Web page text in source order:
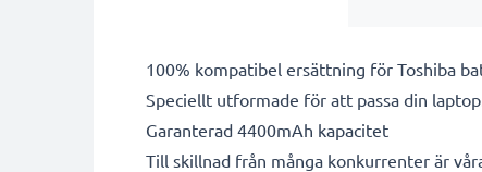
100% kompatibel ersättning för Toshiba
Speciellt utformade för att passa din
Garanterad 4400mAh kapacitet
Till skillnad från många konkurrenter är